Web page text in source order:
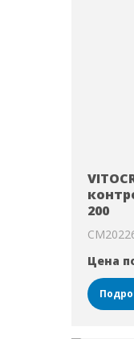
200
Цена